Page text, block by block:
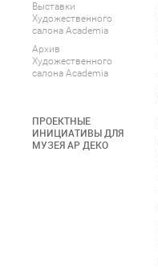
Выставки
Художественного
салона Academia
Архив
Художественного
салона Academia
ПРОЕКТНЫЕ
ИНИЦИАТИВЫ ДЛЯ
МУЗЕЯ АР ДЕКО